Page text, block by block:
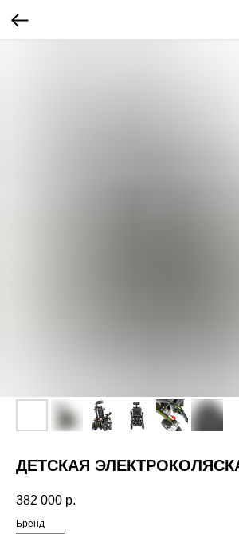
ДЕТСКАЯ ЭЛЕКТРОКОЛЯСКА
382 000 р.
Бренд